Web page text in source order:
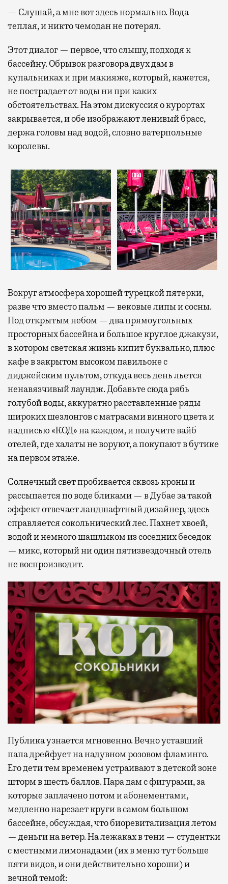
— Слушай, а мне вот здесь нормально. Вода
теплая, и никто чемодан не потерял.
Этот диалог — первое, что слышу, подходя к
бассейну. Обрывок разговора двух дам в
купальниках и при макияже, который, кажется,
не пострадает от воды ни при каких
обстоятельствах. На этом дискуссия о курортах
закрывается, и обе изображают ленивый брасс,
держа головы над водой, словно ватерпольные
королевы.
Вокруг атмосфера хорошей турецкой пятерки,
разве что вместо пальм — вековые липы и сосны.
Под открытым небом — два прямоугольных
просторных бассейна и большое круглое джакузи,
в котором светская жизнь кипит буквально, плюс
кафе в закрытом высоком павильоне с
диджейским пультом, откуда весь день льется
ненавязчивый лаундж. Добавьте сюда рябь
голубой воды, аккуратно расставленные ряды
широких шезлонгов с матрасами винного цвета и
надписью «КОД» на каждом, и получите вайб
отелей, где халаты не воруют, а покупают в бутике
на первом этаже.
Солнечный свет пробивается сквозь кроны и
рассыпается по воде бликами — в Дубае за такой
эффект отвечает ландшафтный дизайнер, здесь
справляется сокольнический лес. Пахнет хвоей,
водой и немного шашлыком из соседних беседок
— микс, который ни один пятизвездочный отель
не воспроизводит.
Публика узнается мгновенно. Вечно уставший
папа дрейфует на надувном розовом фламинго.
Его дети тем временем устраивают в детской зоне
шторм в шесть баллов. Пара дам с фигурами, за
которые заплачено потом и абонементами,
медленно нарезает круги в самом большом
бассейне, обсуждая, что биоревитализация летом
— деньги на ветер. На лежаках в тени — студентки
с местными лимонадами (их в меню тут больше
пяти видов, и они действительно хороши) и
вечной темой: